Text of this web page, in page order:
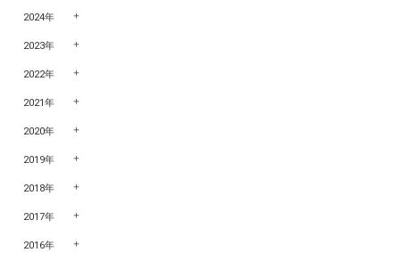
2024年
2023年
2022年
2021年
2020年
2019年
2018年
2017年
2016年